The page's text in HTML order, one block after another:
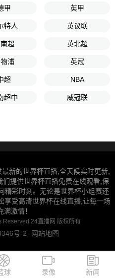
甲 英甲
特人 英议联
超 英北超
浦 英冠
超 NBA
超中 威冠联
新的世界杯直播,全天候实时更新,
提供世界杯直播免费在线观看,保
精彩时刻。无论是世界杯小组赛还
享受高清世界杯在线直播,让每一场
满激情！
24直播网 版权所有
号-2 | 网站地图
球 录像 新闻